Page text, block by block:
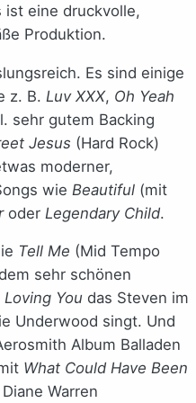
ist eine druckvolle,
Produktion.
Es sind einige
z. B. Luv XXX, Oh Yeah
sehr gutem Backing
Jesus (Hard Rock)
moderner,
wie Beautiful (mit
oder Legendary Child.
Tell Me (Mid Tempo
sehr schönen
Loving You das Steven im
Underwood singt. Und
Album Balladen
What Could Have Been
Warren